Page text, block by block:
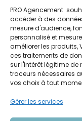
PRO Agencement
accéder à des
mesure d'audience,
personnalisé et
améliorer les produits,
ces traitements de
sur l'intérêt légitime de
traceurs nécessaires
vos choix à tout
Gérer les services
La vidéo de
l’évènement
disponible !
< >